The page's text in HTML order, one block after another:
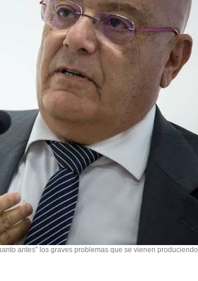
antes” los graves problemas que se vienen produciendo